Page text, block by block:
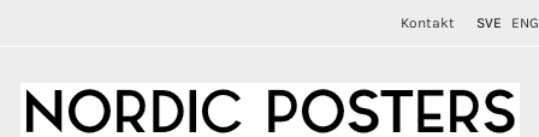
Kontakt SVE ENG